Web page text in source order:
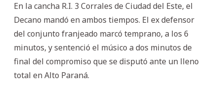
En la cancha R.I. 3 Corrales de Ciudad del Este, el
Decano mandó en ambos tiempos. El ex defensor
del conjunto franjeado marcó temprano, a los 6
minutos, y sentenció el músico a dos minutos de
final del compromiso que se disputó ante un lleno
total en Alto Paraná.